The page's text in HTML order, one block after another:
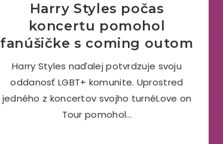
Harry Styles počas
koncertu pomohol
fanúšičke s coming outom
Harry Styles naďalej potvrdzuje svoju
oddanosť LGBT+ komunite. Uprostred
jedného z koncertov svojho turnéLove on
Tour pomohol…